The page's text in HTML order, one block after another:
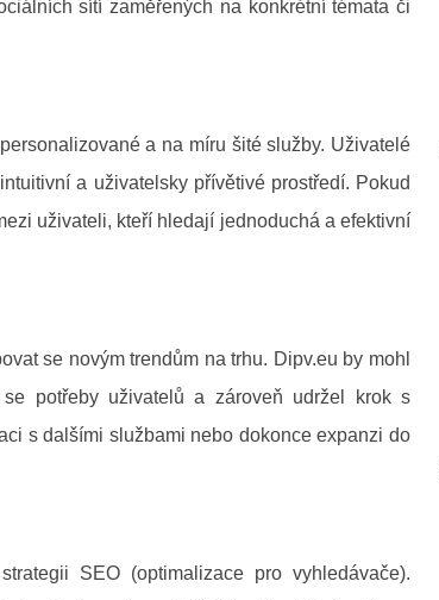
sítí zaměřených na konkrétní témata či
a na míru šité služby. Uživatelé
a uživatelsky přívětivé prostředí. Pokud
uživateli, kteří hledají jednoduchá a efektivní
se novým trendům na trhu. Dipv.eu by mohl
potřeby uživatelů a zároveň udržel krok s
s dalšími službami nebo dokonce expanzi do
SEO (optimalizace pro vyhledávače).